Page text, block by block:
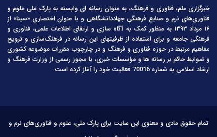
خبرگزاری علم، فناوری و فرهنگ، به عنوان رسانه ای وابسته به پارک ملی علوم و
فناوری‌های نرم و صنایع فرهنگیِ جهاددانشگاهی و با عنوان اختصاری «سینا» از
۱۶ مرداد ۱۳۹۳ به منظور کمک به آگاه سازی و ارتقای اطلاعات علمی، فناوری و
فرهنگی جامعه و برای استفاده از ظرفیتهای این رسانه در فرهنگ‌سازی و ترویج
مفاهیم مرتبط در حوزه فناوری و فرهنگ و در چارچوب مقررات موضوعه کشوری
و ضوابط حاکم بر رسانه ها و مؤسسات خبری، با مجوز رسمی از وزارت فرهنگ و
ارشاد اسلامی به شماره 70016 فعالیت خود را آغاز کرده است.
تمام حقوق مادی و معنوی این سایت برای پارک ملی، علوم و فناوری‌های نرم و